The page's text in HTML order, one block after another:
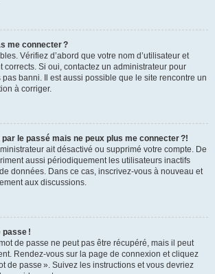
me connecter ?
Vérifiez d’abord que votre nom d’utilisateur et
corrects. Si oui, contactez un administrateur pour
pas banni. Il est aussi possible que le site rencontre un
à corriger.
le passé mais ne peux plus me connecter ?!
ait désactivé ou supprimé votre compte. De
aussi périodiquement les utilisateurs inactifs
données. Dans ce cas, inscrivez-vous à nouveau et
aux discussions.
passe !
de passe ne peut pas être récupéré, mais il peut
Rendez-vous sur la page de connexion et cliquez
de passe ». Suivez les instructions et vous devriez